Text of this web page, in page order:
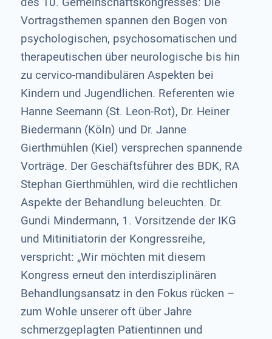
Vortragsthemen spannen den Bogen von
psychologischen, psychosomatischen und
therapeutischen über neurologische bis hin
zu cervico-mandibulären Aspekten bei
Kindern und Jugendlichen. Referenten wie
Hanne Seemann (St. Leon-Rot), Dr. Heiner
Biedermann (Köln) und Dr. Janne
Gierthmühlen (Kiel) versprechen spannende
Vorträge. Der Geschäftsführer des BDK, RA
Stephan Gierthmühlen, wird die rechtlichen
Aspekte der Behandlung beleuchten. Dr.
Gundi Mindermann, 1. Vorsitzende der IKG
und Mitinitiatorin der Kongressreihe,
verspricht: „Wir möchten mit diesem
Kongress erneut den interdisziplinären
Behandlungsansatz in den Fokus rücken –
zum Wohle unserer oft über Jahre
schmerzgeplagten Patientinnen und